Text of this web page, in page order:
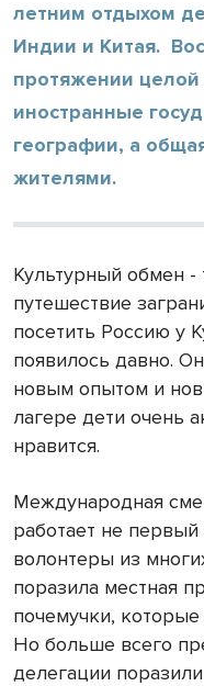
летним отдыхом
Индии и Китая.
протяжении целой
иностранные
географии, а
жителями.
Культурный обмен -
путешествие
посетить Россию у
появилось давно.
новым опытом и
лагере дети очень
нравится.
Международная
работает не
волонтеры из
поразила местная
почемучки, которые
Но больше всего
делегации